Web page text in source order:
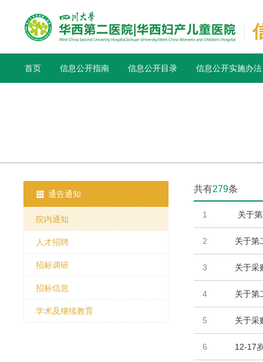
首页 信息公开指南 信息公开目录 信息公开实施办法
 通告通知
院内通知
人才招聘
招标调研
招标信息
学术及继续教育
共有279条
1 关于
2 关于第
3 关于采
4 关于第
5 关于采
6 12-17